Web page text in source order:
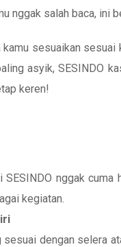
nggak salah baca, ini
sesuaikan
asyik, SESINDO
keren!
nggak cuma
kegiatan.
dengan selera